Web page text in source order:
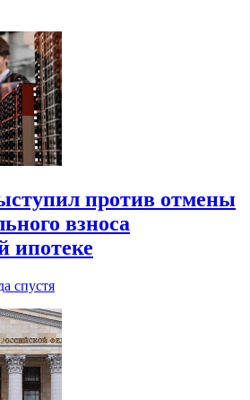
против отмены
взноса
ипотеке
спустя